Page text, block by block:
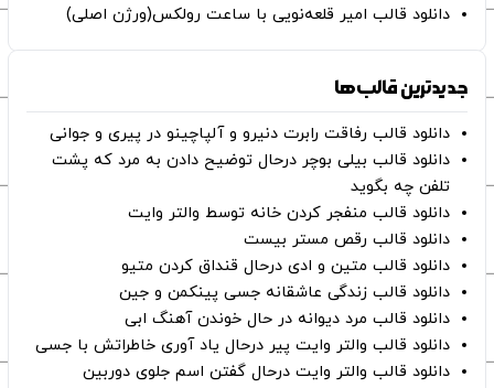
دانلود قالب امیر قلعه‌نویی با ساعت رولکس(ورژن اصلی)
جدیدترین قالب‌ها
دانلود قالب رفاقت رابرت دنیرو و آلپاچینو در پیری و جوانی
دانلود قالب بیلی بوچر درحال توضیح دادن به مرد که پشت
تلفن چه بگوید
دانلود قالب منفجر کردن خانه توسط والتر وایت
دانلود قالب رقص مستر بیست
دانلود قالب متین و ادی درحال قنداق کردن متیو
دانلود قالب زندگی عاشقانه جسی پینکمن و جین
دانلود قالب مرد دیوانه در حال خوندن آهنگ ابی
دانلود قالب والتر وایت پیر درحال یاد آوری خاطراتش با جسی
دانلود قالب والتر وایت درحال گفتن اسم جلوی دوربین